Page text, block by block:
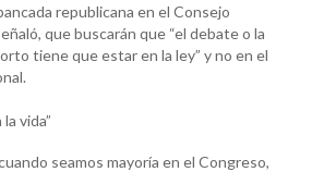
republicana en el Consejo
que buscarán que “el debate o la
tiene que estar en la ley” y no en el
vida”
seamos mayoría en el Congreso,